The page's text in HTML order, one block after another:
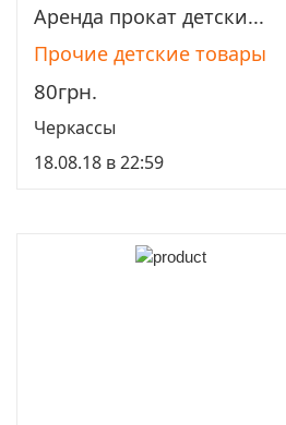
Просмотреть
Аренда прокат детски...
Прочие детские товары
80грн.
Черкассы
18.08.18 в 22:59